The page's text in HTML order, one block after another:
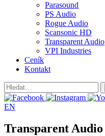
Parasound
PS Audio
Rogue Audio
Scansonic HD
Transparent Audio
VPI Industries
Ceník
Kontakt
EN
Transparent Audio